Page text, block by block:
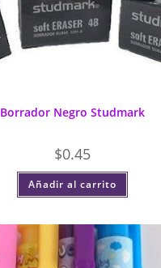
Borrador Negro Studmark
$0.45
Añadir al carrito